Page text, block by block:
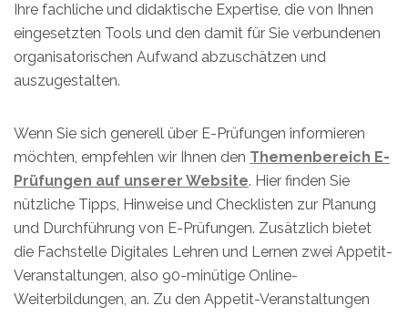
Ihre fachliche und didaktische Expertise, die von Ihnen
eingesetzten Tools und den damit für Sie verbundenen
organisatorischen Aufwand abzuschätzen und
auszugestalten.
Wenn Sie sich generell über E-Prüfungen informieren
möchten, empfehlen wir Ihnen den Themenbereich E-
Prüfungen auf unserer Website. Hier finden Sie
nützliche Tipps, Hinweise und Checklisten zur Planung
und Durchführung von E-Prüfungen. Zusätzlich bietet
die Fachstelle Digitales Lehren und Lernen zwei Appetit-
Veranstaltungen, also 90-minütige Online-
Weiterbildungen, an. Zu den Appetit-Veranstaltungen